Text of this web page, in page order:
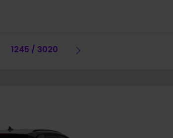
Vorheriges Fahrzeug
1245 / 3020